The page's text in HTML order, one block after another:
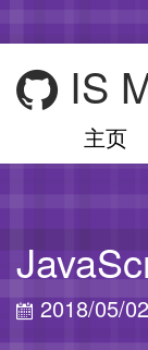
IS
主页
2018/05/02